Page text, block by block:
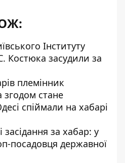
Інституту
Костюка засудили за
племінник
згодом стане
спіймали на хабарі
засідання за хабар: у
посадовця державної